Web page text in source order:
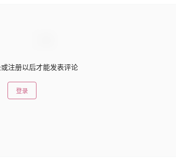
注册以后才能发表评论
登录